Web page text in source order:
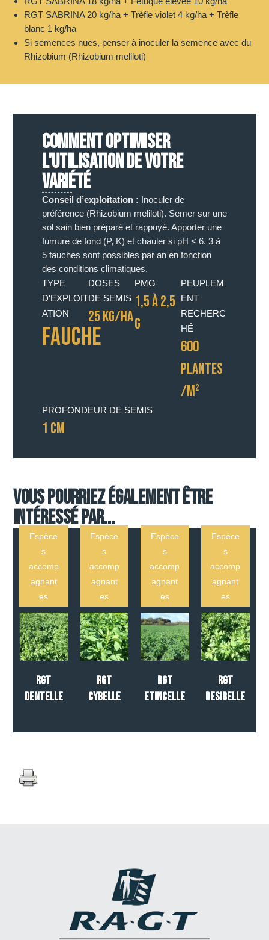
RGT SABRINA 20 kg/ha + Trèfle violet 4 kg/ha + Trèfle
blanc 1 kg/ha
Si semences nues, penser à inoculer la semence avec du
Rhizobium (Rhizobium meliloti)
COMMENT OPTIMISER
L'UTILISATION DE VOTRE
VARIÉTÉ
Conseil d’exploitation : Inoculer de
préférence (Rhizobium meliloti). Semer sur une
sol sain bien préparé et rappuyé. Apporter une
fumure de fond (P, K) et chauler si pH < 6. 3 à
5 fauches sont possibles par an en fonction
des conditions climatiques.
TYPE
D'EXPLOIT
ATION
Fauche
DOSES
DE SEMIS
25 KG/HA
PMG
1,5 À 2,5
G
PEUPLEM
ENT
RECHERC
HÉ
600
PLANTES
/M²
PROFONDEUR DE SEMIS
1 CM
Vous pourriez également être
intéressé par...
Espèce
s
accomp
agnant
es
RGT
DENTELLE
Espèce
s
accomp
agnant
es
RGT
CYBELLE
Espèce
s
accomp
agnant
es
RGT
ETINCELLE
Espèce
s
accomp
agnant
es
RGT
DESIBELLE